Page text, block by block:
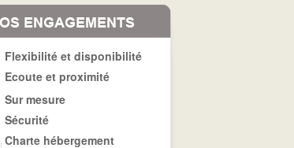
Flexibilité et disponibilité
Ecoute et proximité
Sur mesure
Sécurité
Charte hébergement